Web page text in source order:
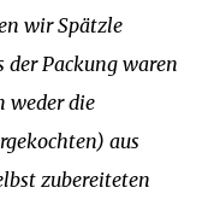
wir Spätzle
der Packung waren
weder die
aus
zubereiteten